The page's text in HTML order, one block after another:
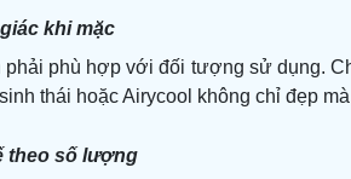
khi mặc
phù hợp với đối tượng sử dụng.
thái hoặc Airycool không chỉ đẹp
theo số lượng